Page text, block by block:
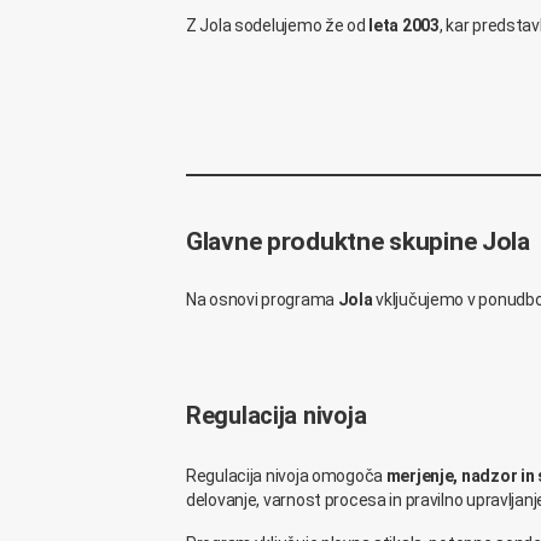
Z Jola sodelujemo že od leta 2003, kar
Glavne produktne skupine Jola
Na osnovi programa Jolavključujemo v
Regulacija nivoja
Regulacija nivoja omogoča merjenje, nadzor
delovanje, varnost procesa in pravilno